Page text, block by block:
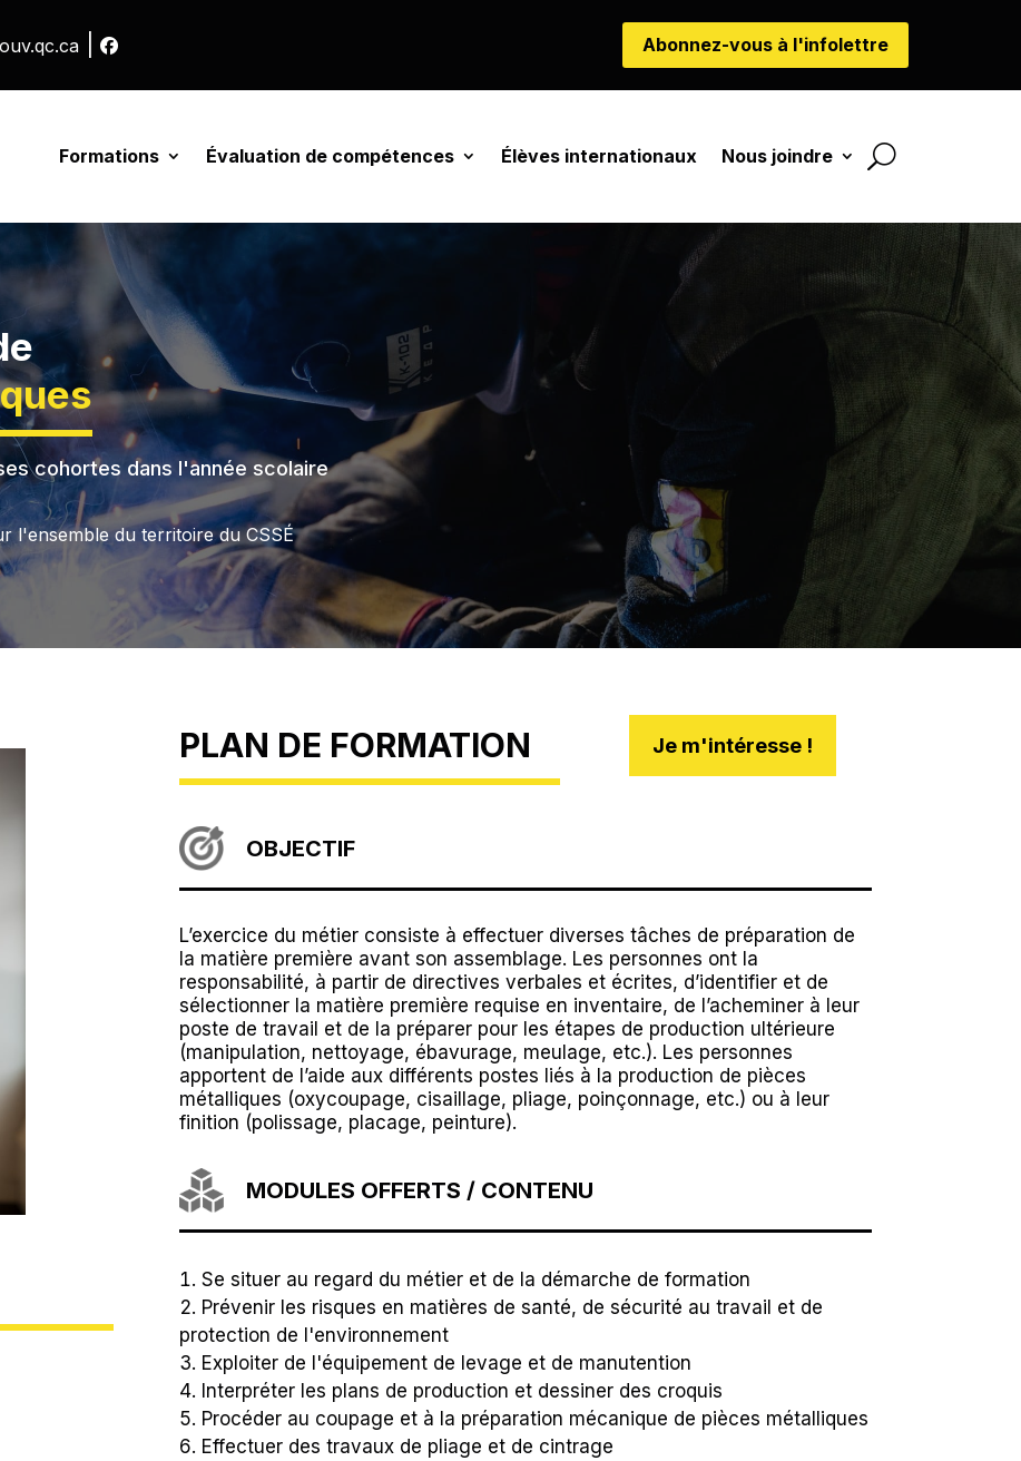
| Abonnez-vous à l'infolettre
Formations Évaluation de compétences Élèves internationaux Nous joindre
cohortes dans l'année scolaire
l'ensemble du territoire du CSSÉ
PLAN DE FORMATION Je m'intéresse !
OBJECTIF
L’exercice du métier consiste à effectuer diverses tâches de préparation de
la matière première avant son assemblage. Les personnes ont la
responsabilité, à partir de directives verbales et écrites, d’identifier et de
sélectionner la matière première requise en inventaire, de l’acheminer à leur
poste de travail et de la préparer pour les étapes de production ultérieure
(manipulation, nettoyage, ébavurage, meulage, etc.). Les personnes
apportent de l’aide aux différents postes liés à la production de pièces
métalliques (oxycoupage, cisaillage, pliage, poinçonnage, etc.) ou à leur
finition (polissage, placage, peinture).
MODULES OFFERTS / CONTENU
Se situer au regard du métier et de la démarche de formation
Prévenir les risques en matières de santé, de sécurité au travail et de
protection de l'environnement
Exploiter de l'équipement de levage et de manutention
Interpréter les plans de production et dessiner des croquis
Procéder au coupage et à la préparation mécanique de pièces métalliques
Effectuer des travaux de pliage et de cintrage